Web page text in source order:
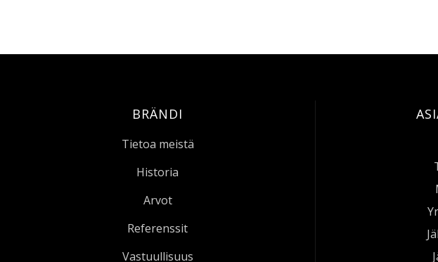
BRÄNDI
Tietoa meistä
Historia
Arvot
Referenssit
Vastuullisuus